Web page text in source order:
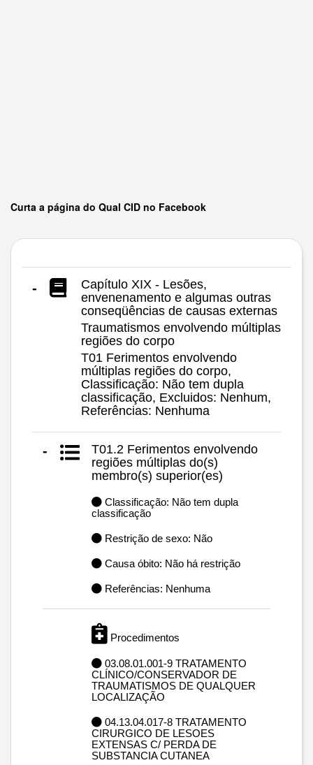
Curta a página do Qual CID no Facebook
-
Capítulo XIX - Lesões,
envenenamento e algumas outras
conseqüências de causas externas
Traumatismos envolvendo múltiplas
regiões do corpo
T01 Ferimentos envolvendo
múltiplas regiões do corpo,
Classificação: Não tem dupla
classificação, Excluidos: Nenhum,
Referências: Nenhuma
-
T01.2 Ferimentos envolvendo
regiões múltiplas do(s)
membro(s) superior(es)
Classificação: Não tem dupla
classificação
Restrição de sexo: Não
Causa óbito: Não há restrição
Referências: Nenhuma
Procedimentos
03.08.01.001-9 TRATAMENTO
CLÍNICO/CONSERVADOR DE
TRAUMATISMOS DE QUALQUER
LOCALIZAÇÃO
04.13.04.017-8 TRATAMENTO
CIRURGICO DE LESOES
EXTENSAS C/ PERDA DE
SUBSTANCIA CUTANEA